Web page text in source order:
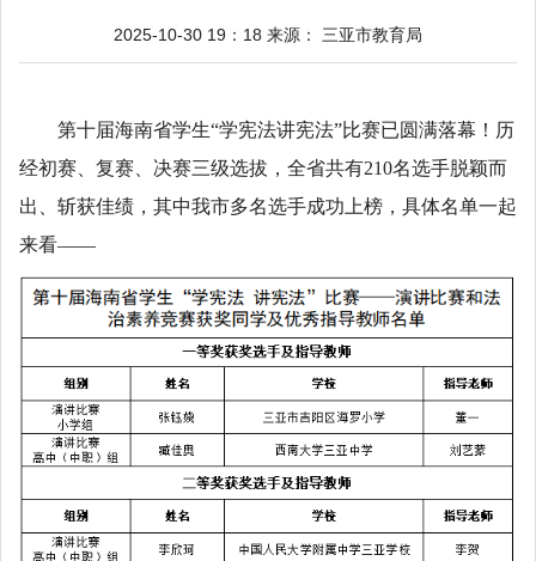
2025-10-30 19：18 来源： 三亚市教育局
第十届海南省学生“学宪法讲宪法”比赛已圆满落幕！历
经初赛、复赛、决赛三级选拔，全省共有210名选手脱颖而
出、斩获佳绩，其中我市多名选手成功上榜，具体名单一起
来看——